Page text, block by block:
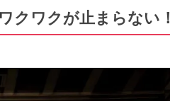
クワクが止まらない！